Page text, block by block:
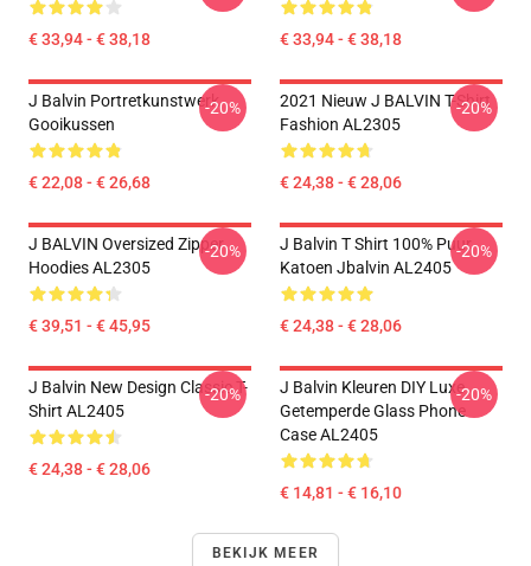
€ 33,94 - € 38,18 € 33,94 - € 38,18
J Balvin Portretkunstwerk
Gooikussen
€ 22,08 - € 26,68
-20%
2021 Nieuw J BALVIN T-Shirt
Fashion AL2305
€ 24,38 - € 28,06
-20%
J BALVIN Oversized Zipper
Hoodies AL2305
€ 39,51 - € 45,95
-20%
J Balvin T Shirt 100% Puur
Katoen Jbalvin AL2405
€ 24,38 - € 28,06
-20%
J Balvin New Design Classic T-
Shirt AL2405
€ 24,38 - € 28,06
-20%
J Balvin Kleuren DIY Luxe
Getemperde Glass Phone
Case AL2405
€ 14,81 - € 16,10
-20%
BEKIJK MEER